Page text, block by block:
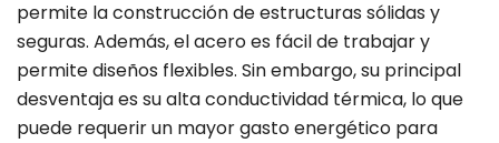
permite la construcción de estructuras sólidas y
seguras. Además, el acero es fácil de trabajar y
permite diseños flexibles. Sin embargo, su principal
desventaja es su alta conductividad térmica, lo que
puede requerir un mayor gasto energético para